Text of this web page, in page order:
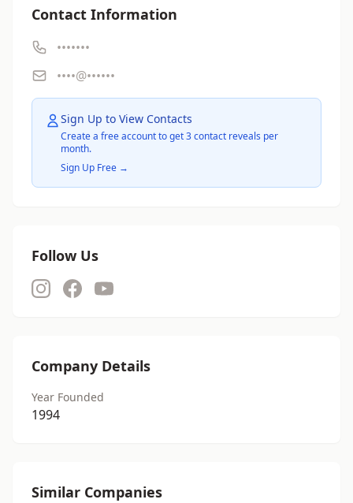
Contact Information
•••••••
••••@••••••
Sign Up to View Contacts
Create a free account to get 3 contact reveals per
month.
Sign Up Free →
Follow Us
Company Details
Year Founded
1994
Similar Companies